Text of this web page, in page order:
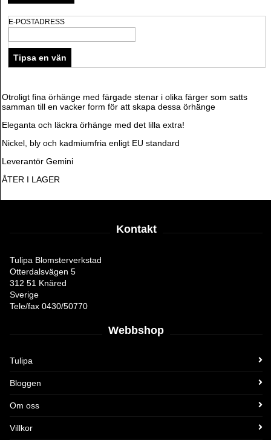
E-POSTADRESS
Otroligt fina örhänge med färgade stenar i olika färger som satts
samman till en vacker form för att skapa dessa örhänge
Eleganta och läckra örhänge med det lilla extra!
Nickel, bly och kadmiumfria enligt EU standard
Leverantör Gemini
ÅTER I LAGER
Kontakt
Tulipa Blomsterverkstad
Otterdalsvägen 5
312 51 Knäred
Sverige
Tele/fax 0430/50770
Webbshop
Tulipa
Bloggen
Om oss
Villkor